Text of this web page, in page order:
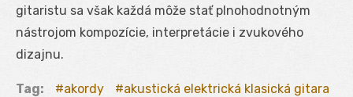
gitaristu sa však každá môže stať plnohodnotným
nástrojom kompozície, interpretácie i zvukového
dizajnu.
Tag: akordy
akustická elektrická klasická gitara